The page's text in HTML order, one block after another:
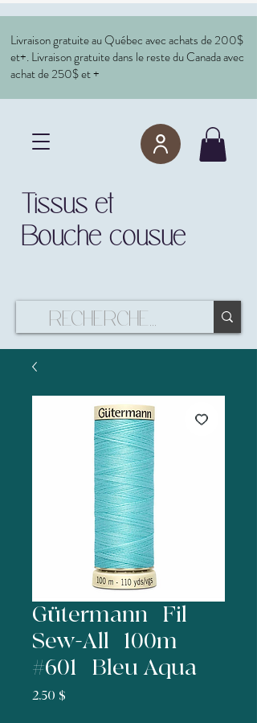
Tissus et
Bouche cousue
Livraison gratuite au Québec avec achats de 200$
et+. Livraison gratuite dans le reste du Canada avec
achat de 250$ et +
Gütermann | Fil
Sew-All | 100m |
#601 | Bleu Aqua
2,50 $